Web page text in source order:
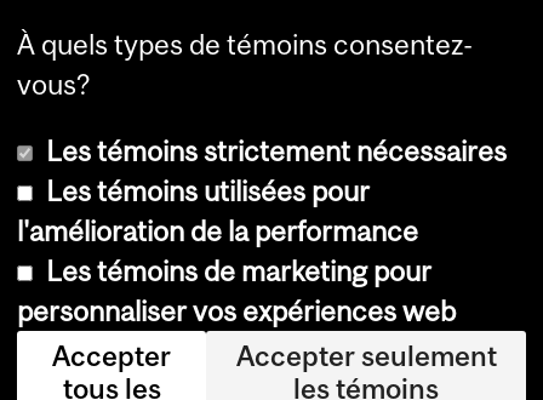
Copyright © 2026 McGill University
Accessibilité
Avis sur les témoins
Paramètres des témoins
À quels types de témoins consentez-
vous?
Les témoins strictement nécessaires
Les témoins utilisées pour
l'amélioration de la performance
Les témoins de marketing pour
personnaliser vos expériences web
Accepter
tous les
Accepter seulement
les témoins